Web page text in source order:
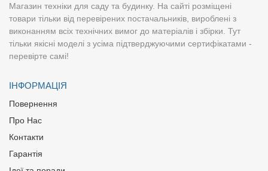
Магазин техніки для саду та будинку. На сайті розміщені
товари тільки від перевірених постачальників, вироблені з
виконанням всіх технічних вимог до матеріалів і збірки. Тут
тільки якісні моделі з усіма підтверджуючими сертифікатами -
перевірте самі!
ІНФОРМАЦІЯ
Повернення
Про Нас
Контакти
Гарантія